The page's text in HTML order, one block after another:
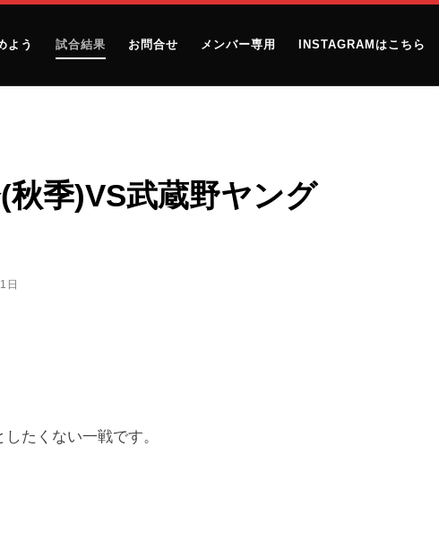
よう 試合結果 お問合せ メンバー専用 INSTAGRAMはこちら
季)VS武蔵野ヤング
日
たくない一戦です。